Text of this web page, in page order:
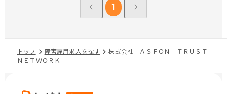
1
トップ 障害雇用求人を探す
株式会社 ＡＳＦＯＮ ＴＲＵＳＴ
ＮＥＴＷＯＲＫ